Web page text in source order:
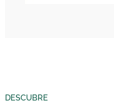
DESCUBRE